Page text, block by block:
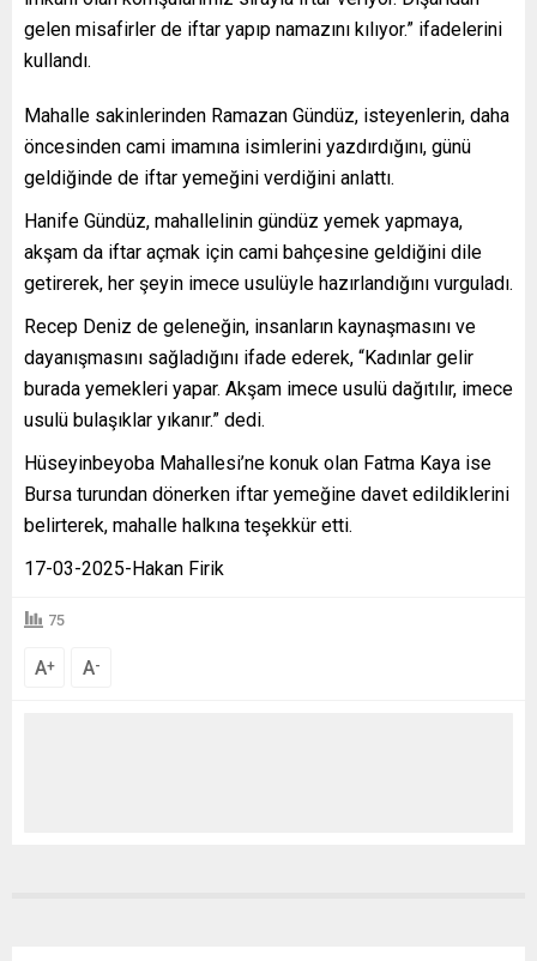
gelen misafirler de iftar yapıp namazını kılıyor.” ifadelerini
kullandı.
Mahalle sakinlerinden Ramazan Gündüz, isteyenlerin, daha
öncesinden cami imamına isimlerini yazdırdığını, günü
geldiğinde de iftar yemeğini verdiğini anlattı.
Hanife Gündüz, mahallelinin gündüz yemek yapmaya,
akşam da iftar açmak için cami bahçesine geldiğini dile
getirerek, her şeyin imece usulüyle hazırlandığını vurguladı.
Recep Deniz de geleneğin, insanların kaynaşmasını ve
dayanışmasını sağladığını ifade ederek, “Kadınlar gelir
burada yemekleri yapar. Akşam imece usulü dağıtılır, imece
usulü bulaşıklar yıkanır.” dedi.
Hüseyinbeyoba Mahallesi’ne konuk olan Fatma Kaya ise
Bursa turundan dönerken iftar yemeğine davet edildiklerini
belirterek, mahalle halkına teşekkür etti.
17-03-2025-Hakan Firik
75
A+ A-